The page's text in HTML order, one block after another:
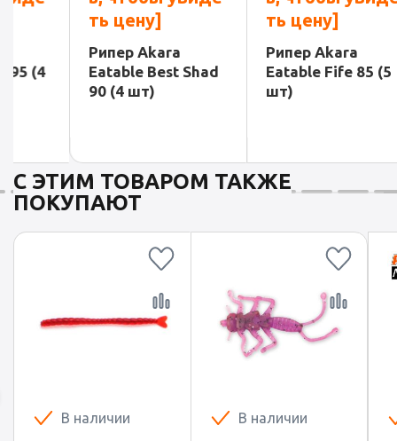
Рипер Akara
Eatable Best Shad
Рипер Akara
Eatable Fife 85 (5
С ЭТИМ ТОВАРОМ ТАКЖЕ
ПОКУПАЮТ
В наличии В наличии